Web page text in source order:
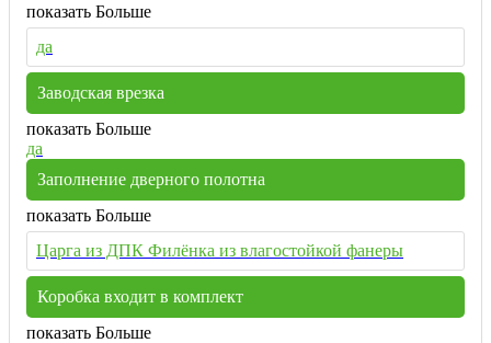
показать Больше
да
Заводская врезка
показать Больше
да
Заполнение дверного полотна
показать Больше
Царга из ДПК Филёнка из влагостойкой фанеры
Коробка входит в комплект
показать Больше